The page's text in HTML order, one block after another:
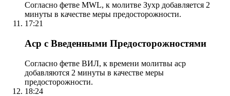
Согласно фетве MWL, к молитве Зухр добавляется 2
минуты в качестве меры предосторожности.
17:21
Аср с Введенными Предосторожностями
Согласно фетве ВИЛ, к времени молитвы аср
добавляются 2 минуты в качестве меры
предосторожности.
18:24